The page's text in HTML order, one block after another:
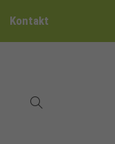
Kontakt